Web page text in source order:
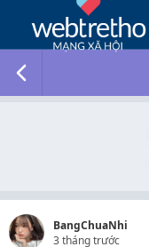
BangChuaNhi
3 tháng trước